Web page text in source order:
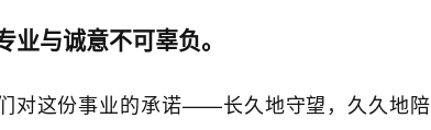
与诚意不可辜负。
对这份事业的承诺——长久地守望，久久地陪